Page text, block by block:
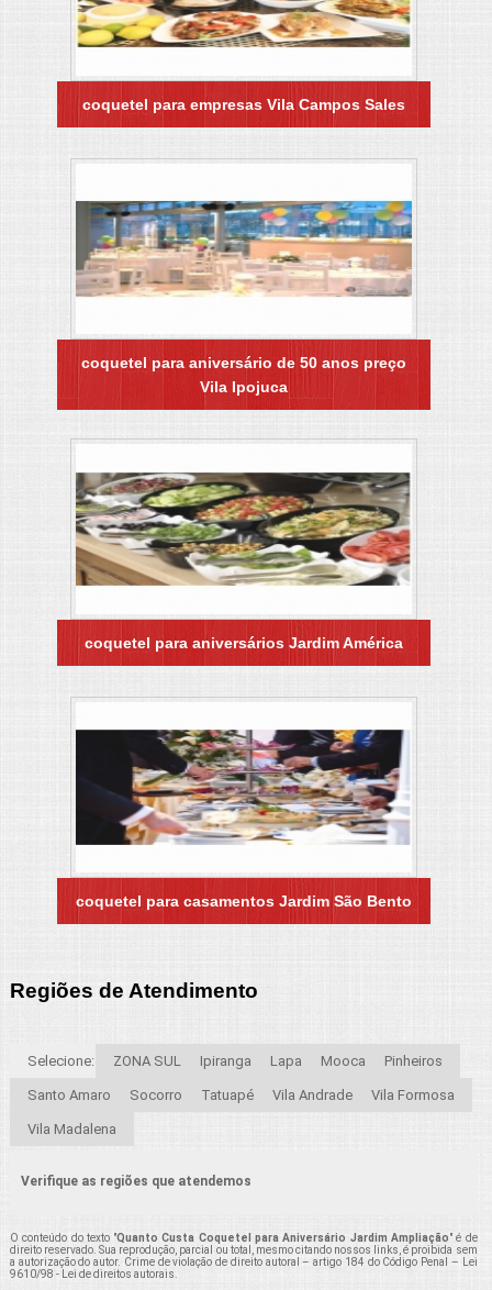
coquetel para empresas Vila Campos Sales
coquetel para aniversário de 50 anos preço
Vila Ipojuca
coquetel para aniversários Jardim América
coquetel para casamentos Jardim São Bento
Regiões de Atendimento
Selecione: ZONA SUL Ipiranga Lapa Mooca Pinheiros
Santo Amaro Socorro Tatuapé Vila Andrade Vila Formosa
Vila Madalena
Verifique as regiões que atendemos
O conteúdo do texto "Quanto Custa Coquetel para Aniversário Jardim Ampliação" é de
direito reservado. Sua reprodução, parcial ou total, mesmo citando nossos links, é proibida sem
a autorização do autor. Crime de violação de direito autoral – artigo 184 do Código Penal – Lei
9610/98 - Lei de direitos autorais.